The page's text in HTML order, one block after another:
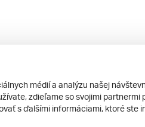
médií a analýzu našej
zdieľame so svojimi partnermi
s ďalšími informáciami, ktoré ste